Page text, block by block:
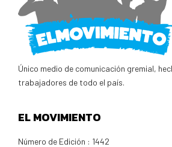
Único medio de comunicación gremial,
trabajadores de todo el país.
EL MOVIMIENTO
Número de Edición : 1442